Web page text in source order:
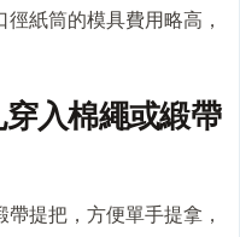
紙筒的模具費用略高，
入棉繩或緞帶
提把，方便單手提拿，